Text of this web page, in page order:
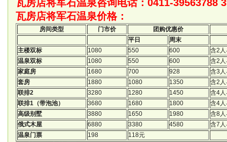
瓦房店将军石温泉咨询电话：0411-39563788
瓦房店将军石温泉价格：
房间类型 门市价
团购优惠价
平日
周末
主楼双标
1080 550 600
含2
温泉双标
1080 550 600
含2
家庭房
1680 700 928
含3
套房
1880 1080 1350
含2
联排2
3280 1280 1450
含4
联排1（带泡池）
3680 1680 1800
含4
高级别墅
3880 1650 1980
含8
俄式木屋
6880 3380 4580
含7
温泉门票
198 118元